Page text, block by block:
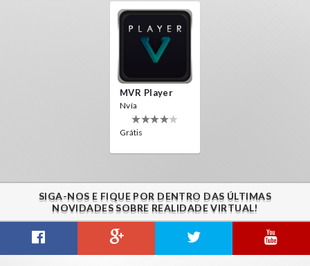
MVR Player
Nvía
Grátis
SIGA-NOS E FIQUE POR DENTRO DAS ÚLTIMAS
NOVIDADES SOBRE REALIDADE VIRTUAL!